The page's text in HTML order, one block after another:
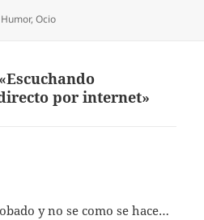
Categorías
Humor,Ocio
por internet»
y no se como se hace…